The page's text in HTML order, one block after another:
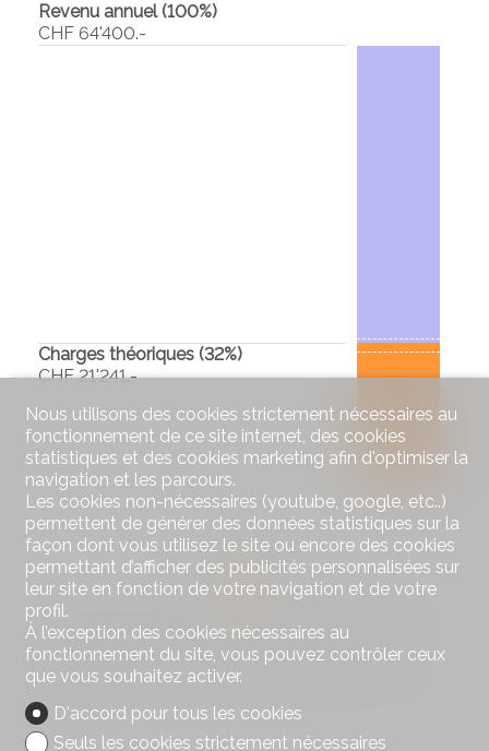
Revenu annuel (100%)
CHF 64'400.-
Charges théoriques (32%)
CHF 21'241.-
Attention, votre capacité financière (rapport entre
les charges et les revenus) se situe proche de la
limite recommandée. Veuillez contacter votre
banque pour vous assurez qu'un financement soit
possible.
Nous utilisons des cookies strictement nécessaires au
fonctionnement de ce site internet, des cookies
statistiques et des cookies marketing afin d'optimiser la
navigation et les parcours.
Les cookies non-nécessaires (youtube, google, etc..)
permettent de générer des données statistiques sur la
façon dont vous utilisez le site ou encore des cookies
permettant d’afficher des publicités personnalisées sur
leur site en fonction de votre navigation et de votre
profil.
À l’exception des cookies nécessaires au
fonctionnement du site, vous pouvez contrôler ceux
que vous souhaitez activer.
D'accord pour tous les cookies
Seuls les cookies strictement nécessaires